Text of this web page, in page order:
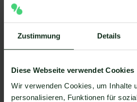
Zustimmung Details
Diese Webseite verwendet Cookies
Wir verwenden Cookies, um Inhalte
personalisieren, Funktionen für
Ihr WhatsApp Business API
nötige Software
zu ermöglichen. Längst nicht
WhatsApp API sind in der
von Adabra und WhatsApp zu
über 6.000 Apps zur
WhatsApp verbinden können.
natürlich auch Adabra !